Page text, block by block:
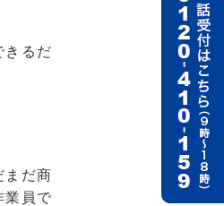
きるだ
まだ商
業員で